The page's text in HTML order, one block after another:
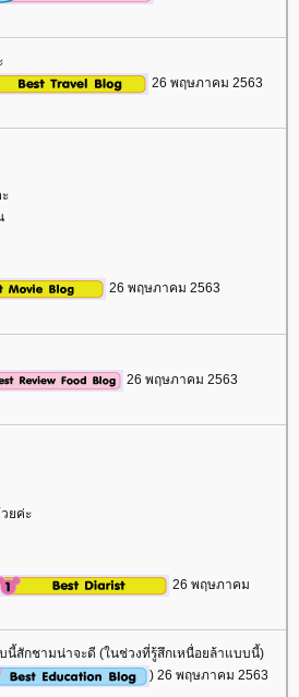
26 พฤษภาคม 2563
26 พฤษภาคม 2563
26 พฤษภาคม 2563
ยค่ะ
26 พฤษภาคม
นี้สักชามน่าจะดี (ในช่วงที่รู้สึกเหนื่อยล้าแบบนี้)
) 26 พฤษภาคม 2563